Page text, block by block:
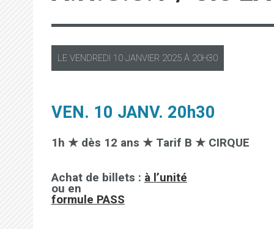
LEVENDREDI 10 JANVIER 2025 À 20H30
VEN. 10 JANV. 20h30
1h ★ dès 12 ans ★ Tarif B ★ CIRQUE
Achat de billets :à l’unité
ou en
formule PASS